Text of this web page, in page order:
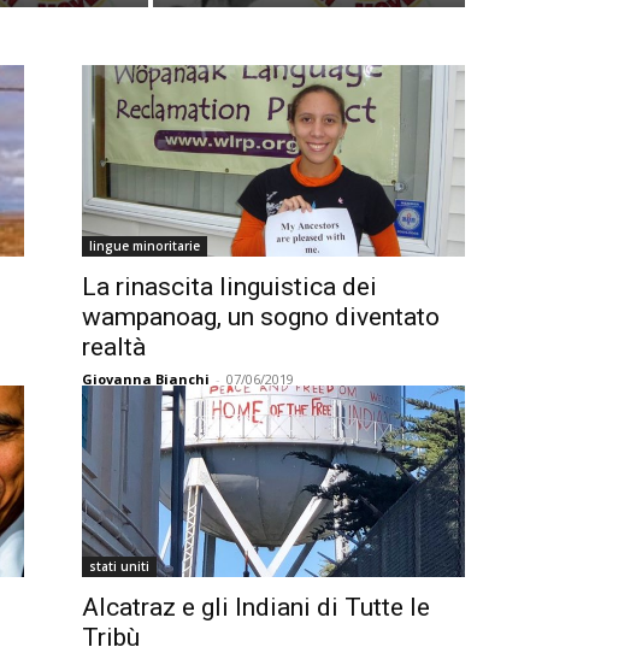
lingue minoritarie
La rinascita linguistica dei
wampanoag, un sogno diventato
realtà
Giovanna Bianchi - 07/06/2019
stati uniti
Alcatraz e gli Indiani di Tutte le
Tribù